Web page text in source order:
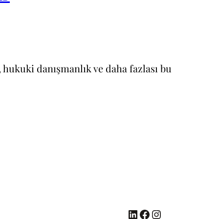
danışmanlık ve daha fazlası bu
LinkedIn Facebook Instagram